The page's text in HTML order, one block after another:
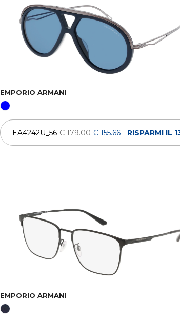
EMPORIO ARMANI
EA4242U_56€ 179.00 € 155.66 - RISPARMI IL
EMPORIO ARMANI